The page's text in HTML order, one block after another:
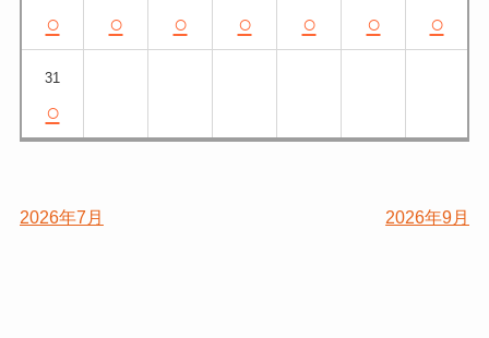
○ ○ ○ ○ ○ ○ ○
31
○
2026年7月 2026年9月